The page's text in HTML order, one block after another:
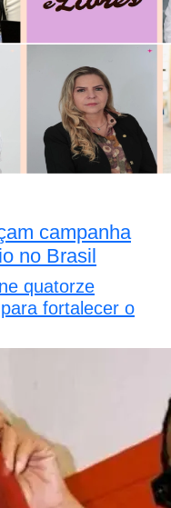
campanha
no Brasil
quatorze
fortalecer o